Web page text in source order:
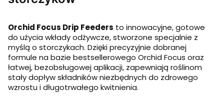
Orchid Focus Drip Feeders to innowacyjne, gotowe
do użycia wkłady odżywcze, stworzone specjalnie z
myślą o storczykach. Dzięki precyzyjnie dobranej
formule na bazie bestsellerowego Orchid Focus oraz
łatwej, bezobsługowej aplikacji, zapewniają roślinom
stały dopływ składników niezbędnych do zdrowego
wzrostu i długotrwałego kwitnienia.